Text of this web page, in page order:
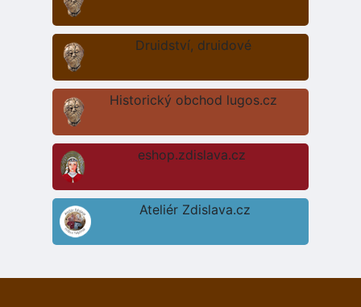
Druidství, druidové
Historický obchod lugos.cz
eshop.zdislava.cz
Ateliér Zdislava.cz